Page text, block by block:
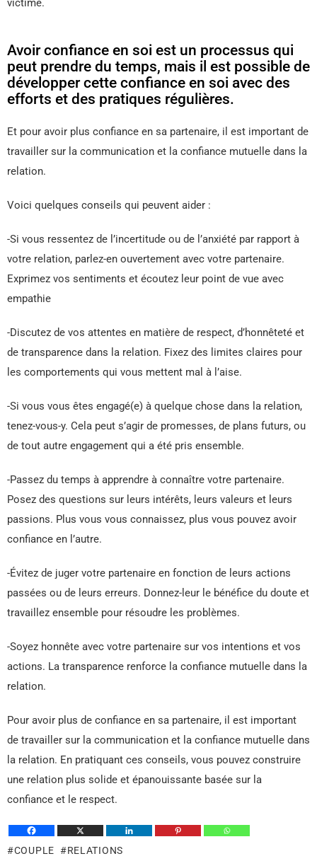
victime.
Avoir confiance en soi est un processus qui
peut prendre du temps, mais il est possible de
développer cette confiance en soi avec des
efforts et des pratiques régulières.
Et pour avoir plus confiance en sa partenaire, il est important de
travailler sur la communication et la confiance mutuelle dans la
relation.
Voici quelques conseils qui peuvent aider :
-Si vous ressentez de l’incertitude ou de l’anxiété par rapport à
votre relation, parlez-en ouvertement avec votre partenaire.
Exprimez vos sentiments et écoutez leur point de vue avec
empathie
-Discutez de vos attentes en matière de respect, d’honnêteté et
de transparence dans la relation. Fixez des limites claires pour
les comportements qui vous mettent mal à l’aise.
-Si vous vous êtes engagé(e) à quelque chose dans la relation,
tenez-vous-y. Cela peut s’agir de promesses, de plans futurs, ou
de tout autre engagement qui a été pris ensemble.
-Passez du temps à apprendre à connaître votre partenaire.
Posez des questions sur leurs intérêts, leurs valeurs et leurs
passions. Plus vous vous connaissez, plus vous pouvez avoir
confiance en l’autre.
-Évitez de juger votre partenaire en fonction de leurs actions
passées ou de leurs erreurs. Donnez-leur le bénéfice du doute et
travaillez ensemble pour résoudre les problèmes.
-Soyez honnête avec votre partenaire sur vos intentions et vos
actions. La transparence renforce la confiance mutuelle dans la
relation.
Pour avoir plus de confiance en sa partenaire, il est important
de travailler sur la communication et la confiance mutuelle dans
la relation. En pratiquant ces conseils, vous pouvez construire
une relation plus solide et épanouissante basée sur la
confiance et le respect.
COUPLE RELATIONS